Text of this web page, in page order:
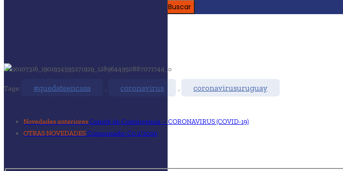
Tags: #quedateencasa , coronavirus , coronavirusuruguay
Novedades anterioresComité de Contingencia – CORONAVIRUS (COVID-19)
OTRAS NOVEDADESComunicado: C0.2/2020